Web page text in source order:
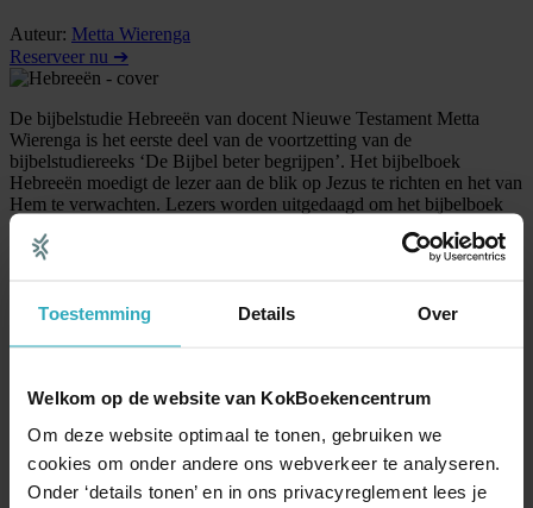
Toestemming Details Over
Welkom op de website van KokBoekencentrum
Om deze website optimaal te tonen, gebruiken we
cookies om onder andere ons webverkeer te analyseren.
Onder ‘details tonen’ en in ons privacyreglement lees je
Auteur: Metta Wierenga
Reserveer nu ➔
De bijbelstudie Hebreeën van docent Nieuwe Testament Metta
Wierenga is het eerste deel van de voortzetting van de
bijbelstudiereeks ‘De Bijbel beter begrijpen’. Het bijbelboek
Hebreeën moedigt de lezer aan de blik op Jezus te richten en het van
Hem te verwachten. Lezers worden uitgedaagd om het bijbelboek
echt te begrijpen. Daarnaast stimuleert de studie het gesprek over de
Bijbel met behulp van vragen en daagt het de lezer uit de bijbeltekst
Lees meer >
Evangelisch College.
Meer boeken van deze auteur
99